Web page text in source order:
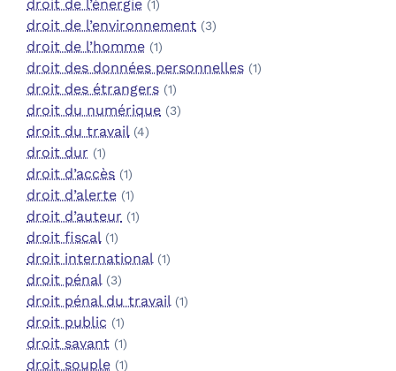
droit de l’énergie (1)
droit de l’environnement (3)
droit de l’homme (1)
droit des données personnelles (1)
droit des étrangers (1)
droit du numérique (3)
droit du travail (4)
droit dur (1)
droit d’accès (1)
droit d’alerte (1)
droit d’auteur (1)
droit fiscal (1)
droit international (1)
droit pénal (3)
droit pénal du travail (1)
droit public (1)
droit savant (1)
droit souple (1)